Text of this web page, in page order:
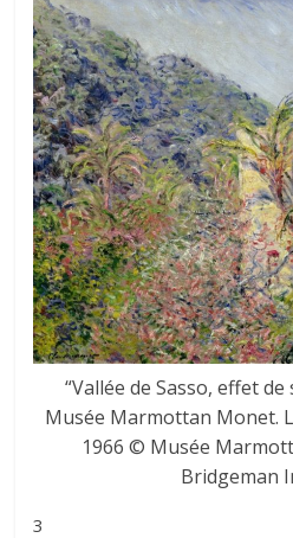
“Vallée de Sasso, effet de
Musée Marmottan Monet.
1966 © Musée
Bridgeman
3